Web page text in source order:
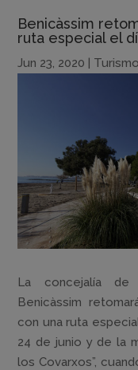
Benicàssim
ruta especial el
Jun 23, 2020 | Turismo
La concejalía de
Benicàssim
con una ruta
24 de junio y de la
los Covarxos”,